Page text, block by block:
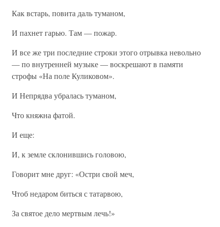
Как встарь, повита даль туманом,
И пахнет гарью. Там — пожар.
И все же три последние строки этого отрывка невольно
— по внутренней музыке — воскрешают в памяти
строфы «На поле Куликовом».
И Непрядва убралась туманом,
Что княжна фатой.
И еще:
И, к земле склонившись головою,
Говорит мне друг: «Остри свой меч,
Чтоб недаром биться с татарвою,
За святое дело мертвым лечь!»